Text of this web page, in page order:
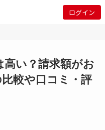
ログイン
い？請求額がお
較や口コミ・評